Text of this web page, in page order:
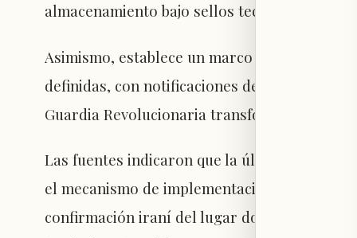
almacenamiento bajo sellos tecnológicos.
Asimismo, establece un marco marítimo que
definidas, con notificaciones de navegación
Guardia Revolucionaria transforme el
Las fuentes indicaron que la última
el mecanismo de implementación, exigiendo
confirmación iraní del lugar donde se